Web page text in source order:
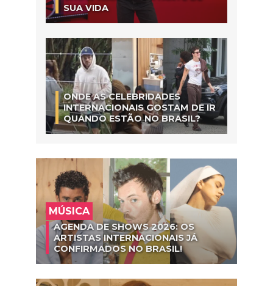
SUA VIDA
ONDE AS CELEBRIDADES
INTERNACIONAIS GOSTAM DE IR
QUANDO ESTÃO NO BRASIL?
MÚSICA
AGENDA DE SHOWS 2026: OS
ARTISTAS INTERNACIONAIS JÁ
CONFIRMADOS NO BRASIL!